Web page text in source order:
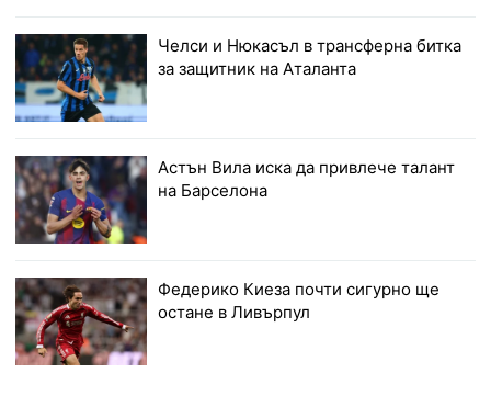
Челси и Нюкасъл в трансферна битка
за защитник на Аталанта
Астън Вила иска да привлече талант
на Барселона
Федерико Киеза почти сигурно ще
остане в Ливърпул